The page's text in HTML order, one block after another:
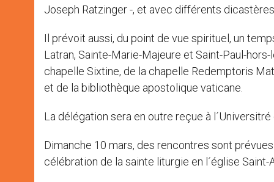
Joseph Ratzinger -, et avec différents
Il prévoit aussi, du point de vue spirituel, un
Latran, Sainte-Marie-Majeure et Saint-Paul-
chapelle Sixtine, de la chapelle Redemptoris
et de la bibliothèque apostolique vaticane.
La délégation sera en outre reçue à
Dimanche 10 mars, des rencontres sont
célébration de la sainte liturgie en l´église Saint-